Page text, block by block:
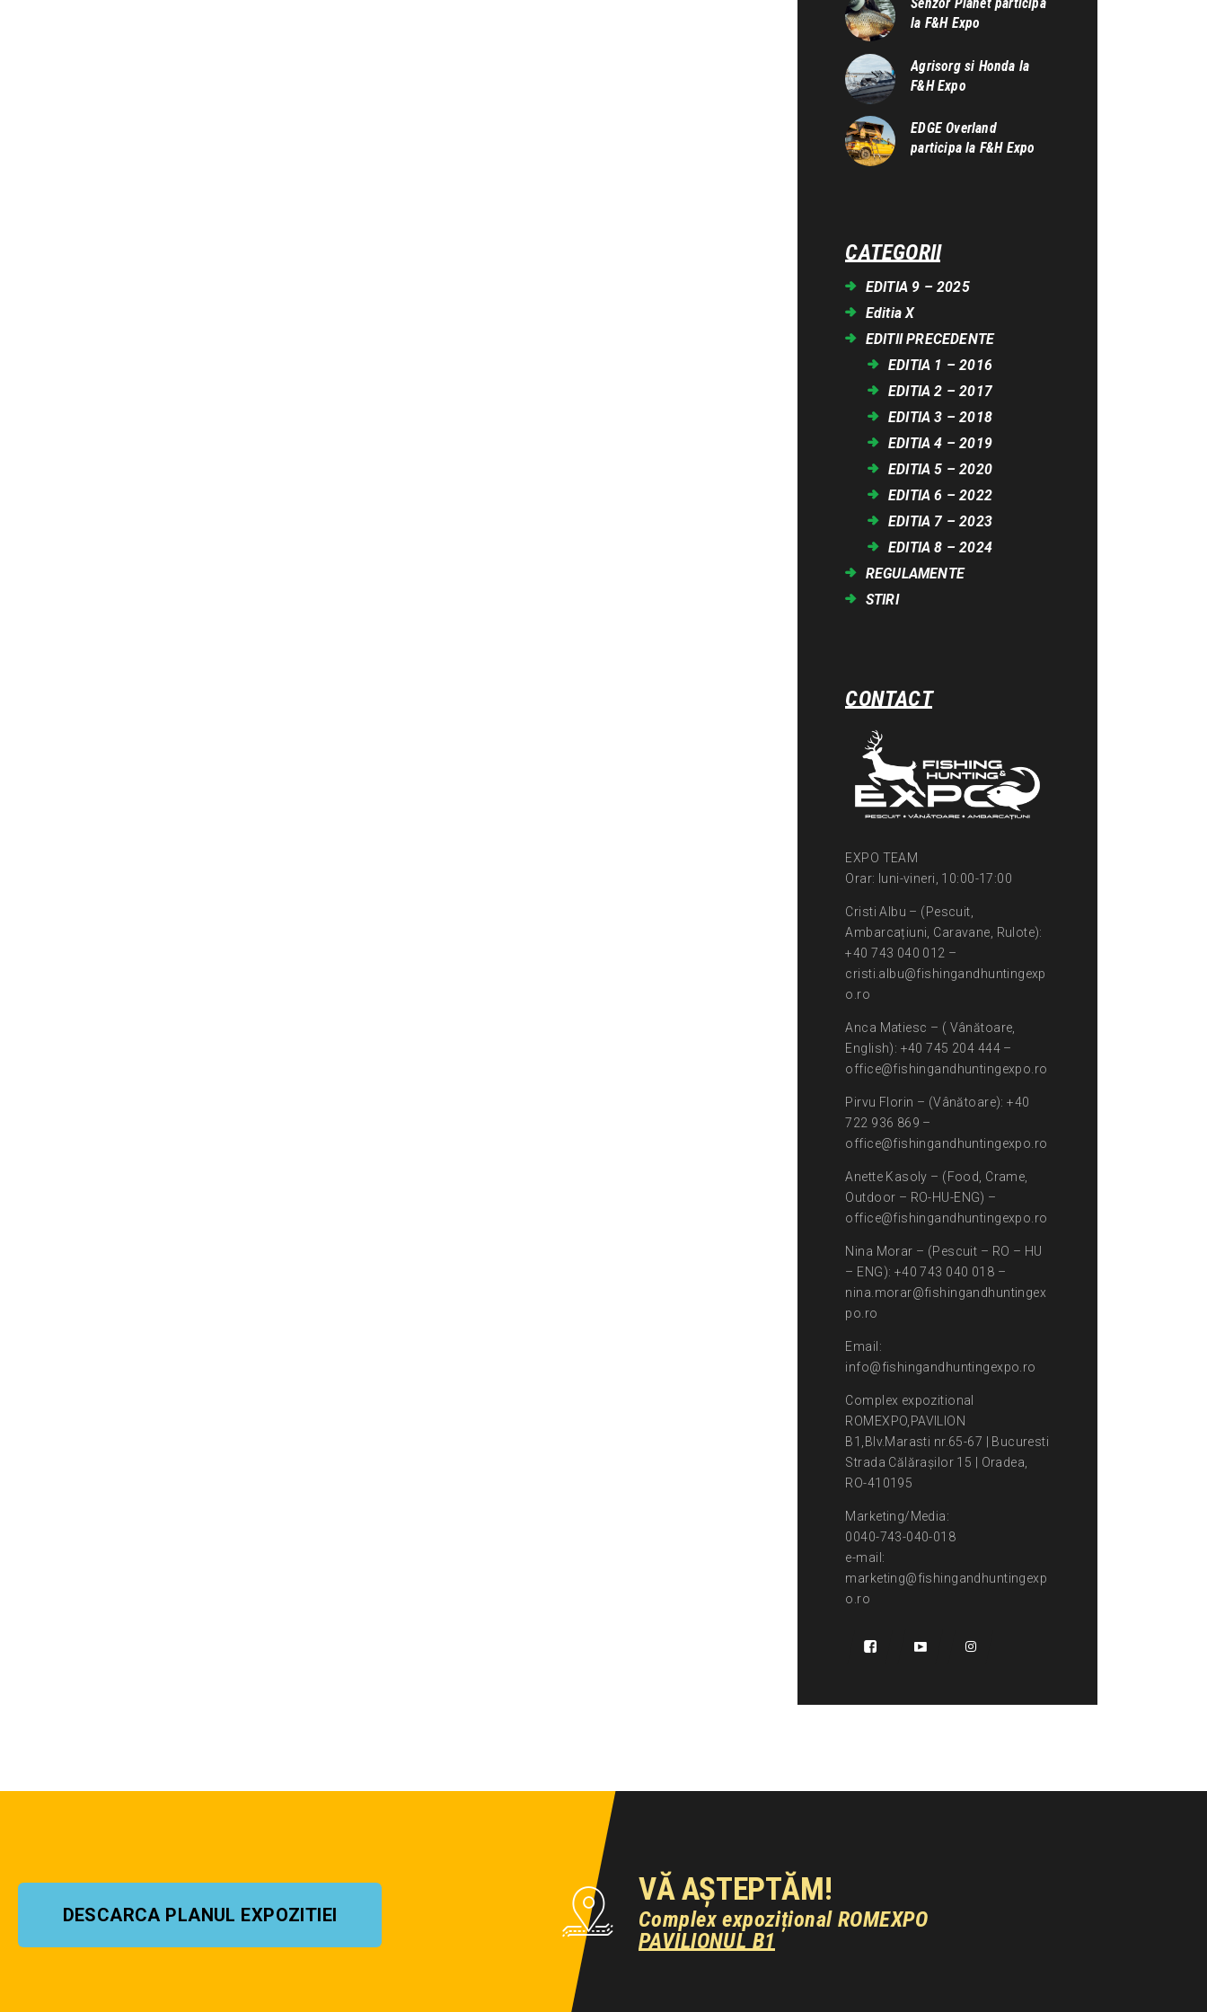
Senzor Planet participa
la F&H Expo
Agrisorg si Honda la
F&H Expo
EDGE Overland
participa la F&H Expo
CATEGORII
EDITIA 9 – 2025
Editia X
EDITII PRECEDENTE
EDITIA 1 – 2016
EDITIA 2 – 2017
EDITIA 3 – 2018
EDITIA 4 – 2019
EDITIA 5 – 2020
EDITIA 6 – 2022
EDITIA 7 – 2023
EDITIA 8 – 2024
REGULAMENTE
STIRI
CONTACT
EXPO TEAM
Orar: luni-vineri, 10:00-17:00
Cristi Albu – (Pescuit,
Ambarcațiuni, Caravane, Rulote):
+40 743 040 012 –
cristi.albu@fishingandhuntingexp
o.ro
Anca Matiesc – ( Vânătoare,
English): +40 745 204 444 –
office@fishingandhuntingexpo.ro
Pirvu Florin – (Vânătoare): +40
722 936 869 –
office@fishingandhuntingexpo.ro
Anette Kasoly – (Food, Crame,
Outdoor – RO-HU-ENG) –
office@fishingandhuntingexpo.ro
Nina Morar – (Pescuit – RO – HU
– ENG): +40 743 040 018 –
nina.morar@fishingandhuntingex
po.ro
Email:
info@fishingandhuntingexpo.ro
Complex expozitional
ROMEXPO,PAVILION
B1,Blv.Marasti nr.65-67 | Bucuresti
Strada Călărașilor 15 | Oradea,
RO-410195
Marketing/Media:
0040-743-040-018
e-mail:
marketing@fishingandhuntingexp
o.ro
DESCARCA PLANUL EXPOZITIEI
VĂ AȘTEPTĂM!
Complex expozițional ROMEXPO
PAVILIONUL B1